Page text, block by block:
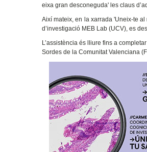
eixa gran desconeguda' les claus
Així mateix, en la xarrada 'Uneix-te
d’investigació MEB Lab (UCV), es
L’assistència és lliure fins a
Sordes de la Comunitat Valenciana